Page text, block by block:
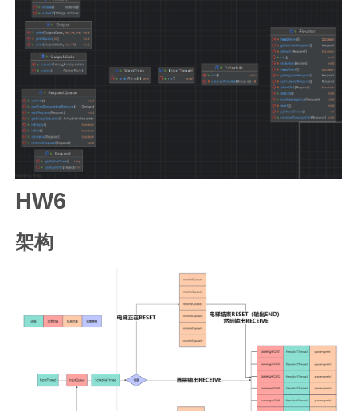
HW6
架构